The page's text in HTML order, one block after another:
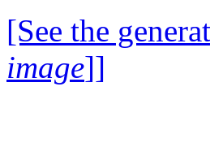
[See the
image]]